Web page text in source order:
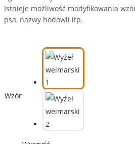
Istnieje możliwość modyfikowania
psa, nazwy hodowli itp.
Wzór